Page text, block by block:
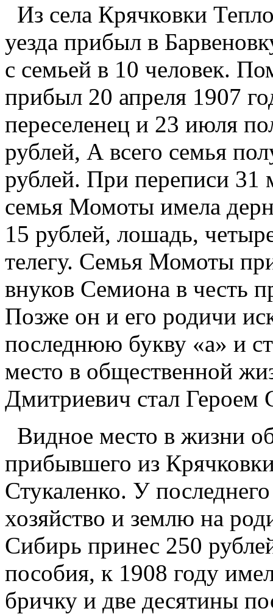
Из села Крячковки
уезда прибыл в
с семьей в 10 человек.
прибыл 20 апреля 1907
переселенец и 23 июля
рублей, А всего семья
рублей. При переписи 31
семья Момоты имела
15 рублей, лошадь,
телегу. Семья Момоты
внуков Семиона в честь
Позже он и его родичи
последнюю букву «а» и
место в общественной
Дмитриевич стал Героем
Видное место в жизни
прибывшего из
Стукаленко. У
хозяйство и землю на
Сибирь принес 250
пособия, к 1908 году
бричку и две десятины